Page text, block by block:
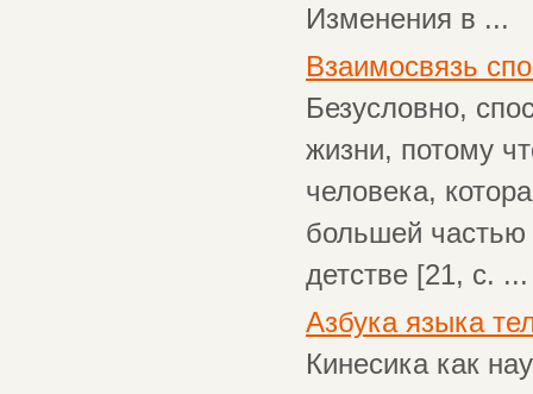
Изменения в ...
Взаимосвязь
Безусловно,
жизни, потому
человека,
большей частью
детстве [21, с. ...
Азбука языка
Кинесика как